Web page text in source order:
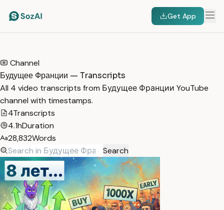
Get App
Channel
Будущее Франции — Transcripts
All 4 video transcripts from Будущее Франции YouTube
channel with timestamps.
4Transcripts
4.1hDuration
28,832Words
Search